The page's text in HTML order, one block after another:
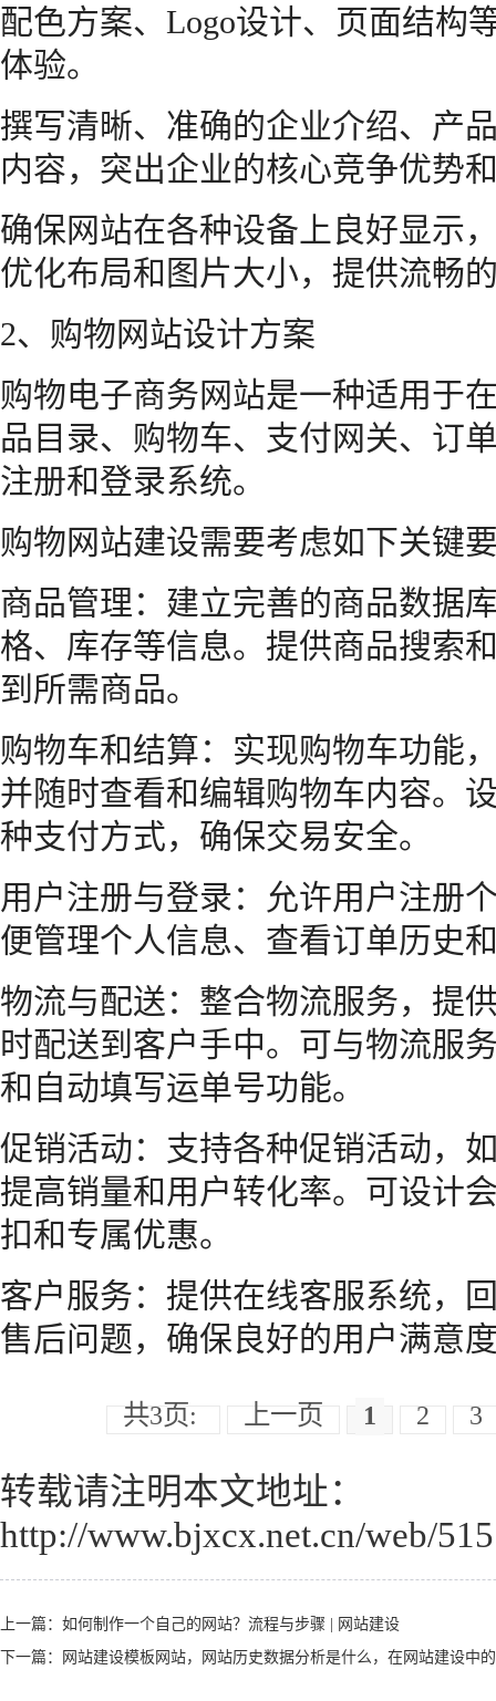
配色方案、Logo设计、页面结构
体验。
撰写清晰、准确的企业介绍、产
内容，突出企业的核心竞争优势
确保网站在各种设备上良好显示
优化布局和图片大小，提供流畅
2、购物网站设计方案
购物电子商务网站是一种适用于
品目录、购物车、支付网关、订
注册和登录系统。
购物网站建设需要考虑如下关键
商品管理：建立完善的商品数据
格、库存等信息。提供商品搜索
到所需商品。
购物车和结算：实现购物车功能
并随时查看和编辑购物车内容。
种支付方式，确保交易安全。
用户注册与登录：允许用户注册
便管理个人信息、查看订单历史
物流与配送：整合物流服务，提
时配送到客户手中。可与物流服
和自动填写运单号功能。
促销活动：支持各种促销活动，
提高销量和用户转化率。可设计
扣和专属优惠。
客户服务：提供在线客服系统，
售后问题，确保良好的用户满意
共3页: 上一页 1 2 3
转载请注明本文地址：
http://www.bjxcx.net.cn/web/
上一篇： 如何制作一个自己的网站？流程与步骤 | 网站建设
下一篇：
网站建设模板网站，网站历史数据分析是什么，在网站建设中